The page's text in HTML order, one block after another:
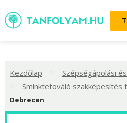
Kezdőlap Szépségápolási
Sminktetováló szakképesítés
Debrecen